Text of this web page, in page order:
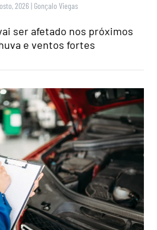
2026 | Gonçalo Viegas
ser afetado nos próximos
e ventos fortes